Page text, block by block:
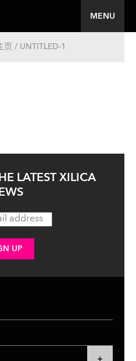
MENU
页 / UNTITLED-1
LATEST XILICA